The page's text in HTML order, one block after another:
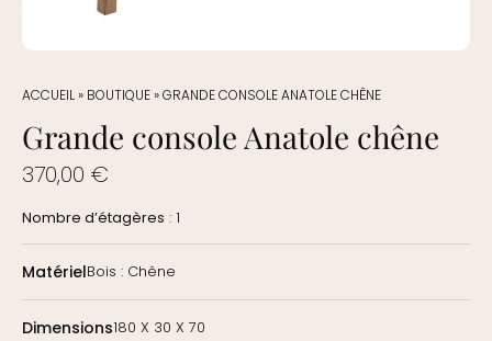
ACCUEIL» BOUTIQUE»GRANDE CONSOLE ANATOLE CHÊNE
Grande console Anatole chêne
370,00 €
Nombre d’étagères : 1
MatérielBois : Chêne
Dimensions180 X 30 X 70